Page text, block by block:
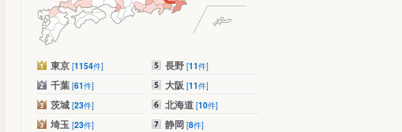
東京 [1154件]
千葉 [61件]
茨城 [23件]
埼玉 [23件]
長野 [11件]
大阪 [11件]
北海道 [10件]
静岡 [8件]